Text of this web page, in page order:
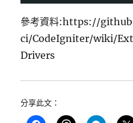
參考資料:https://
ci/CodeIgniter/wiki/
Drivers
分享此文：